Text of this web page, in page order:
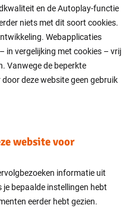
en de Autoplay-functie
niets met dit soort cookies.
Webapplicaties
in vergelijking met cookies – vrij
Vanwege de beperkte
deze website geen gebruik
website voor
informatie uit
je bepaalde instellingen hebt
eerder hebt gezien.